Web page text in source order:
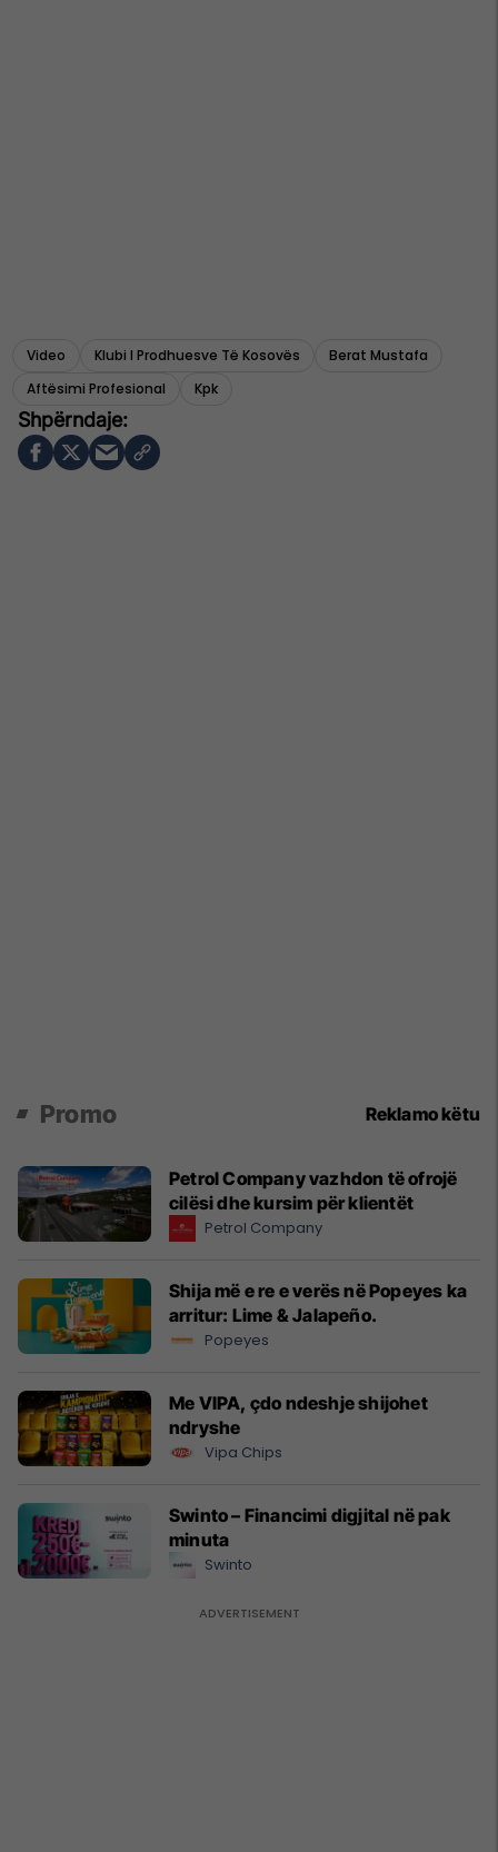
Video Klubi I Prodhuesve Të Kosovës
Berat Mustafa
Aftësimi Profesional
Kpk
Promo Reklamo këtu
Petrol Company vazhdon të ofrojë
cilësi dhe kursim për klientët
Petrol Company
Shija më e re e verës në Popeyes ka
arritur: Lime & Jalapeño.
Popeyes
Me VIPA, çdo ndeshje shijohet
ndryshe
Vipa Chips
Swinto – Financimi digjital në pak
minuta
Swinto